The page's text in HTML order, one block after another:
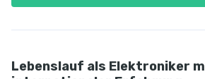
Lebenslauf als Elektroniker